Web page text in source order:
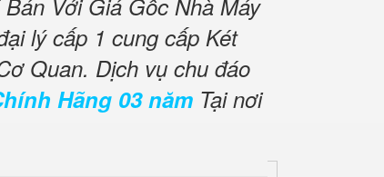
Với Giá Gốc Nhà Máy
lý cấp 1 cung cấp Két
Quan. Dịch vụ chu đáo
Hãng 03 năm Tại nơi